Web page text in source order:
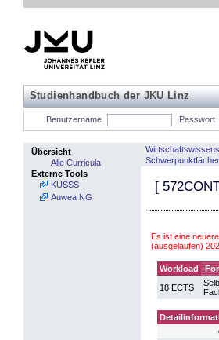
Studienhandbuch der JKU Linz
Benutzername Passwort
Übersicht
Alle Curricula
Externe Tools
KUSSS
Auwea NG
[
Es ist eine
(ausgelaufen)
Workload
18 ECTS